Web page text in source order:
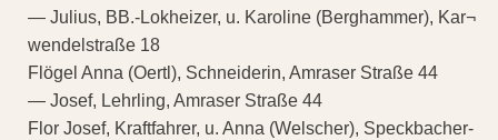
— Julius, BB.-Lokheizer, u. Karoline (Berghammer), Kar¬
wendelstraße 18
Flögel Anna (Oertl), Schneiderin, Amraser Straße 44
— Josef, Lehrling, Amraser Straße 44
Flor Josef, Kraftfahrer, u. Anna (Welscher), Speckbacher-